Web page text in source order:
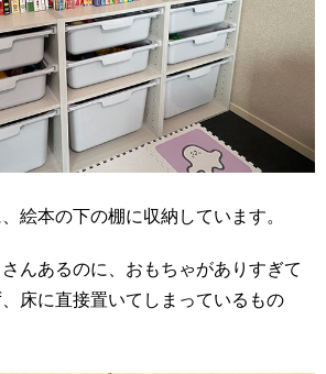
絵本の下の棚に収納しています。
んあるのに、おもちゃがありすぎて
床に直接置いてしまっているもの